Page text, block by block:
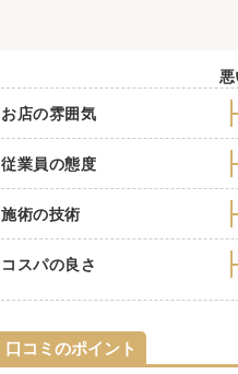
悪
お店の雰囲気
従業員の態度
施術の技術
コスパの良さ
口コミのポイント